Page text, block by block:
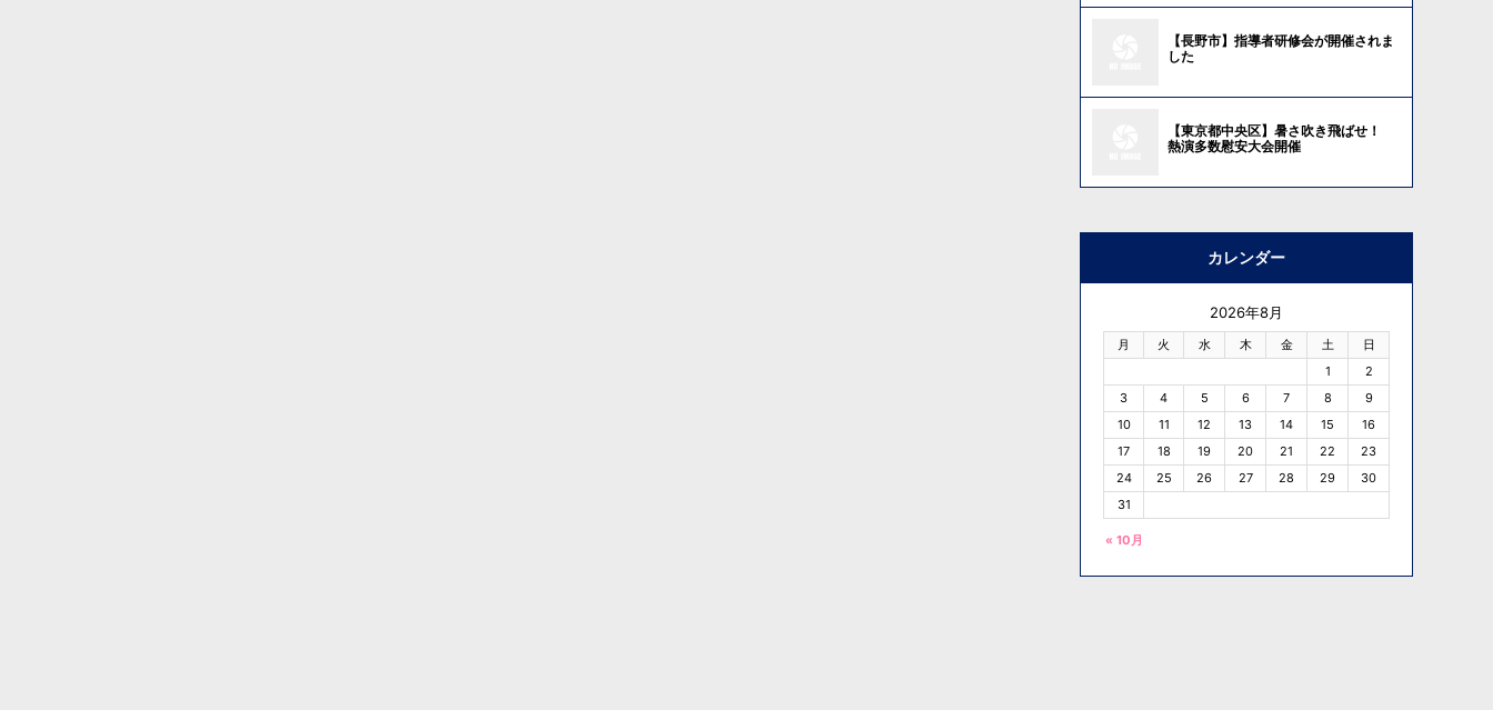
【長野市】指導者研修会が開催されま
した
【東京都中央区】暑さ吹き飛ばせ！
熱演多数慰安大会開催
カレンダー
2026年8月
月 火 水 木 金 土 日
« 10月
1
2
3
4 5 6 7 8
9
10
11 12 13 14 15
16
17
18 19 20 21 22
23
24
25 26 27 28 29
30
31